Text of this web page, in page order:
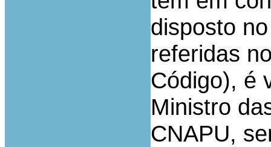
disposto
referidas
Código), é
Ministro
CNAPU,